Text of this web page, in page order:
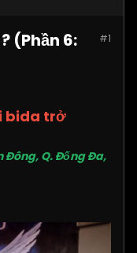
#1
(Phần 6:
bida trở
Đông, Q. Đống Đa,